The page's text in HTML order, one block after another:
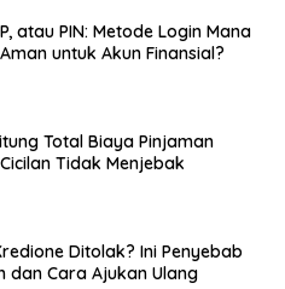
atau PIN: Metode Login Mana
untuk Akun Finansial?
Total Biaya Pinjaman
Tidak Menjebak
Ditolak? Ini Penyebab
dan Cara Ajukan Ulang